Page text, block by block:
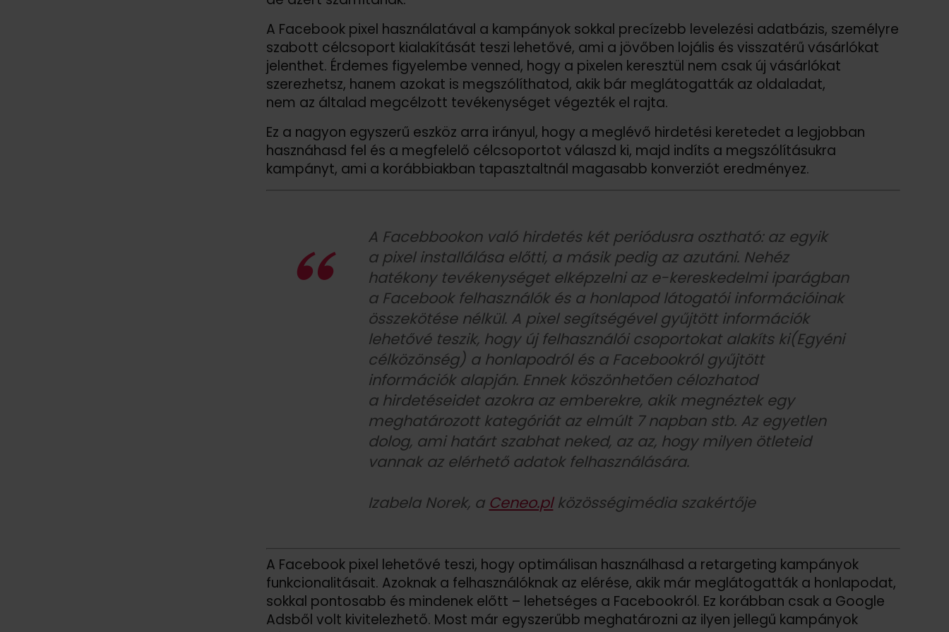
A Facebook pixel használatával a kampányok sokkal precízebb levelezési adatbázis, személyre
szabott célcsoport kialakítását teszi lehetővé, ami a jövőben lojális és visszatérű vásárlókat
jelenthet. Érdemes figyelembe venned, hogy a pixelen keresztül nem csak új vásárlókat
szerezhetsz, hanem azokat is megszólíthatod, akik bár meglátogatták az oldaladat,
nem az általad megcélzott tevékenységet végezték el rajta.
Ez a nagyon egyszerű eszköz arra irányul, hogy a meglévő hirdetési keretedet a legjobban
hasznáhasd fel és a megfelelő célcsoportot válaszd ki, majd indíts a megszólításukra
kampányt, ami a korábbiakban tapasztaltnál magasabb konverziót eredményez.
A Facebbookon való hirdetés két periódusra osztható: az egyik
a pixel installálása előtti, a másik pedig az azutáni. Nehéz
hatékony tevékenységet elképzelni az e-kereskedelmi iparágban
a Facebook felhasználók és a honlapod látogatói információinak
összekötése nélkül. A pixel segítségével gyűjtött információk
lehetővé teszik, hogy új felhasználói csoportokat alakíts ki(Egyéni
célközönség) a honlapodról és a Facebookról gyűjtött
információk alapján. Ennek köszönhetően célozhatod
a hirdetéseidet azokra az emberekre, akik megnéztek egy
meghatározott kategóriát az elmúlt 7 napban stb. Az egyetlen
dolog, ami határt szabhat neked, az az, hogy milyen ötleteid
vannak az elérhető adatok felhasználására.
Izabela Norek, a Ceneo.plközösségimédia szakértője
A Facebook pixel lehetővé teszi, hogy optimálisan használhasd a retargeting kampányok
funkcionalitásait. Azoknak a felhasználóknak az elérése, akik már meglátogatták a honlapodat,
sokkal pontosabb és mindenek előtt – lehetséges a Facebookról. Ez korábban csak a Google
Adsből volt kivitelezhető. Most már egyszerűbb meghatározni az ilyen jellegű kampányok